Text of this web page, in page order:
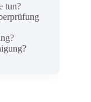
tun?